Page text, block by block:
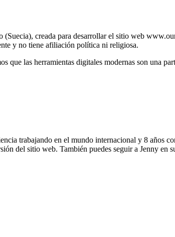
creada para desarrollar el sitio web
y no tiene afiliación política ni religiosa.
que las herramientas digitales modernas son una
trabajando en el mundo internacional y 8 años
del sitio web. También puedes seguir a Jenny en